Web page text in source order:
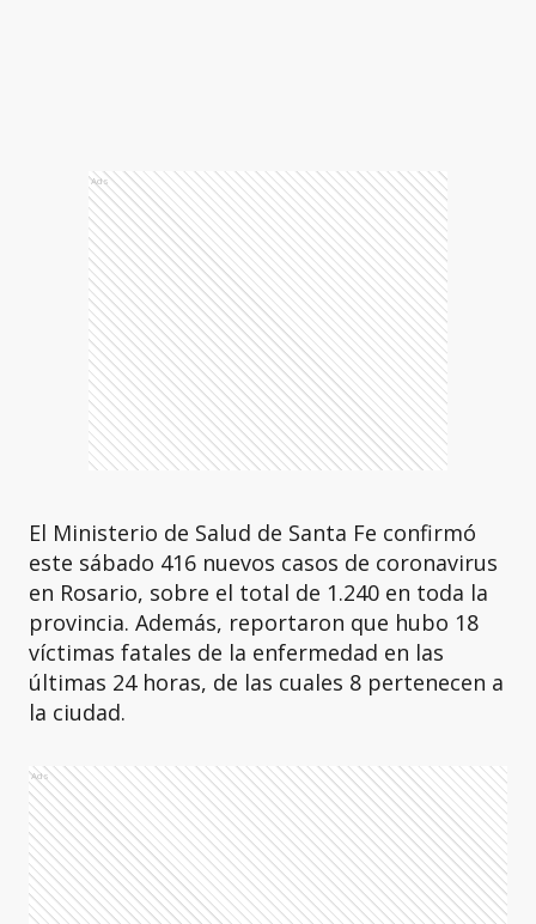
Ads
El Ministerio de Salud de Santa Fe confirmó
este sábado 416 nuevos casos de coronavirus
en Rosario, sobre el total de 1.240 en toda la
provincia. Además, reportaron que hubo 18
víctimas fatales de la enfermedad en las
últimas 24 horas, de las cuales 8 pertenecen a
la ciudad.
Ads